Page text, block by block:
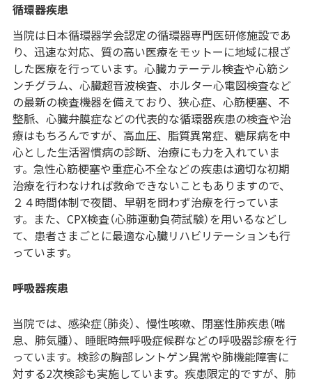
循環器疾患
当院は日本循環器学会認定の循環器専門医研修施設であ
り、迅速な対応、質の高い医療をモットーに地域に根ざ
した医療を行っています。心臓カテーテル検査や心筋シ
ンチグラム、心臓超音波検査、ホルター心電図検査など
の最新の検査機器を備えており、狭心症、心筋梗塞、不
整脈、心臓弁膜症などの代表的な循環器疾患の検査や治
療はもちろんですが、高血圧、脂質異常症、糖尿病を中
心とした生活習慣病の診断、治療にも力を入れていま
す。急性心筋梗塞や重症心不全などの疾患は適切な初期
治療を行わなければ救命できないこともありますので、
２４時間体制で夜間、早朝を問わず治療を行っていま
す。また、CPX検査（心肺運動負荷試験）を用いるなどし
て、患者さまごとに最適な心臓リハビリテーションも行
っています。
呼吸器疾患
当院では、感染症（肺炎）、慢性咳嗽、閉塞性肺疾患（喘
息、肺気腫）、睡眠時無呼吸症候群などの呼吸器診療を行
っています。検診の胸部レントゲン異常や肺機能障害に
対する2次検診も実施しています。疾患限定的ですが、肺